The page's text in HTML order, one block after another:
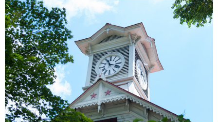
月 31